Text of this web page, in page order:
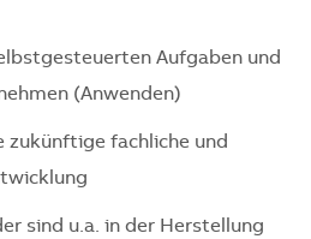
Aufgaben und
(Anwenden)
zukünftige fachliche und
sind u.a. in der Herstellung